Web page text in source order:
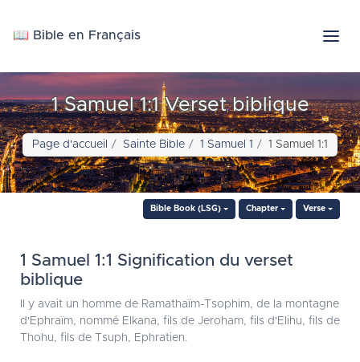
📖 Bible en Français
1 Samuel 1:1 Verset biblique
Page d'accueil Sainte Bible 1 Samuel 1 1 Samuel 1:1
Bible Book (LSG) Chapter Verse
1 Samuel 1:1 Signification du verset
biblique
Il y avait un homme de Ramathaïm-Tsophim, de la montagne
d'Ephraïm, nommé Elkana, fils de Jeroham, fils d'Elihu, fils de
Thohu, fils de Tsuph, Ephratien.